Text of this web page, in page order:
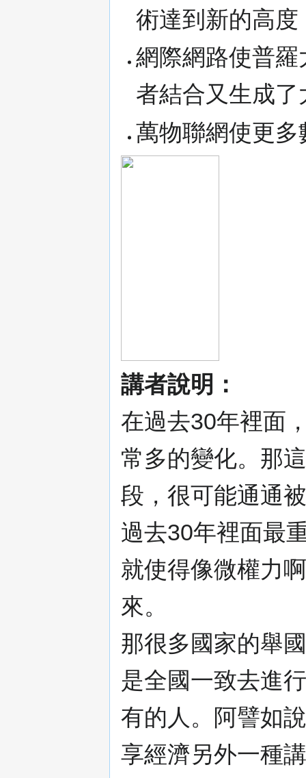
術達到新的高度
網際網路使普
者結合又生成
萬物聯網使更
講者說明：
在過去30年裡面
常多的變化。那
段，很可能通通
過去30年裡面最
就使得像微權力
來。
那很多國家的舉
是全國一致去進
有的人。阿譬如
享經濟另外一種